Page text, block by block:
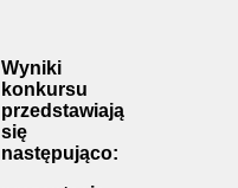
Wyniki
konkursu
przedstawiają
się
następująco: